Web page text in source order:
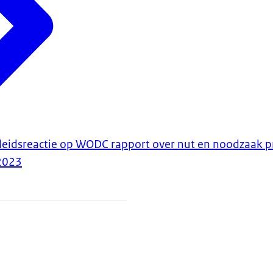
op WODC rapport over nut en noodzaak